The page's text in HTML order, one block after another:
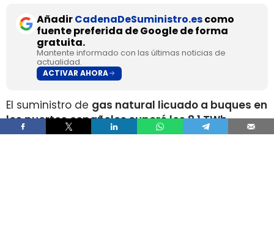
AñadirCadenaDeSuministro.escomo
fuente preferida de Google de forma
gratuita.
Mantente informado con las últimas noticias de
actualidad.
ACTIVAR AHORA
El suministro de gas natural licuado a buques en
los puertos españoles superó los 8,1 TWh
durante 2025, un volumen que multiplica por